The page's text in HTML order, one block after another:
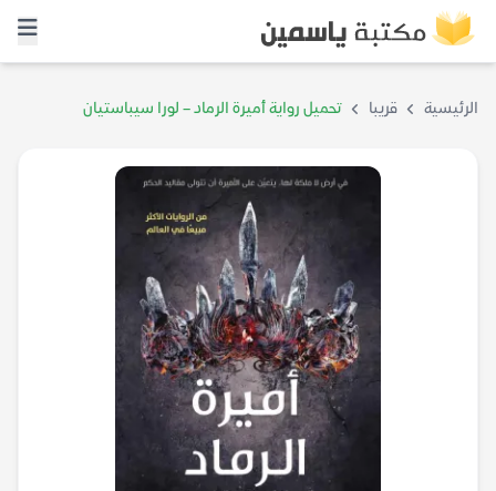
الرئيسية قريبا تحميل رواية أميرة الرماد – لورا سيباستيان